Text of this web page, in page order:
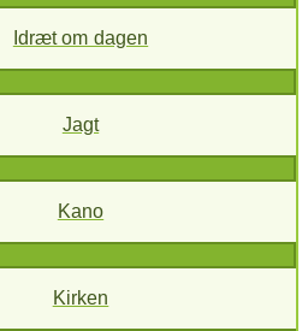
Idræt om dagen
Jagt
Kano
Kirken